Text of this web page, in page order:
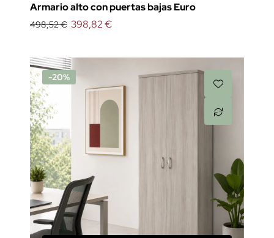
Armario alto con puertas bajas Euro
498,52 € 398,82 €
-20%